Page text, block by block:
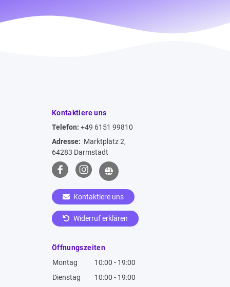
Kontaktiere uns
Telefon: +49 6151 99810
Adresse: Marktplatz 2,
64283 Darmstadt
Kontaktiere uns
Widerruf erklären
Öffnungszeiten
Montag
10:00 - 19:00
Dienstag
10:00 - 19:00